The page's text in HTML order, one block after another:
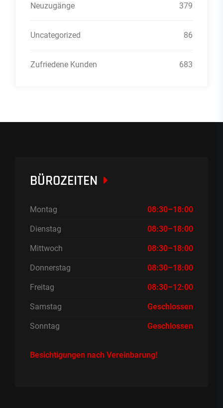
Neuzugänge 379
Uncategorized 86
Zufriedene Kunden 683
BÜROZEITEN
Montag 08:30–18:00
Dienstag 08:30–18:00
Mittwoch 08:30–18:00
Donnerstag 08:30–18:00
Freitag 08:30–12:00
Samstag Geschlossen
Sonntag Geschlossen
Besichtigungen nach Vereinbarung!